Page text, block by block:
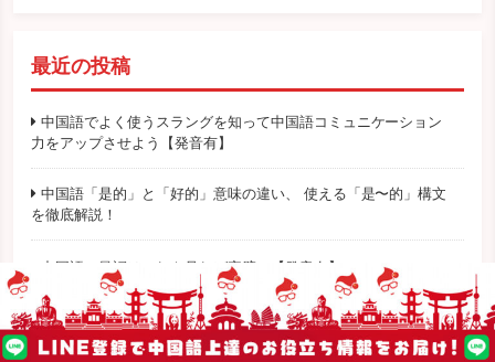
最近の投稿
中国語でよく使うスラングを知って中国語コミュニケーション
力をアップさせよう【発音有】
中国語「是的」と「好的」意味の違い、 使える「是〜的」構文
を徹底解説！
中国語の量詞はこれを見れば完璧！【発音有】
中国語のことわざを知ってコミュニケ力アップ！【発音有】